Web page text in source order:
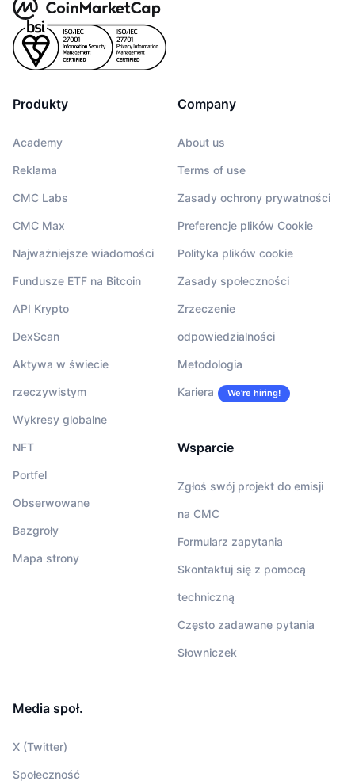
Produkty
Academy
Reklama
CMC Labs
CMC Max
Najważniejsze wiadomości
Fundusze ETF na Bitcoin
API Krypto
DexScan
Aktywa w świecie
rzeczywistym
Wykresy globalne
NFT
Portfel
Obserwowane
Bazgroły
Mapa strony
Company
About us
Terms of use
Zasady ochrony prywatności
Preferencje plików Cookie
Polityka plików cookie
Zasady społeczności
Zrzeczenie
odpowiedzialności
Metodologia
Kariera We’re hiring!
Wsparcie
Zgłoś swój projekt do emisji
na CMC
Formularz zapytania
Skontaktuj się z pomocą
techniczną
Często zadawane pytania
Słowniczek
Media społ.
X (Twitter)
Społeczność